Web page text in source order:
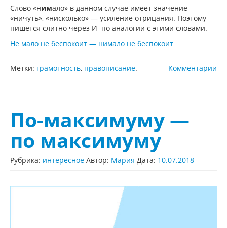
Слово «нимало» в данном случае имеет значение
«ничуть», «нисколько» — усиление отрицания. Поэтому
пишется слитно через И по аналогии с этими словами.
Не мало не беспокоит — нимало не беспокоит
Комментарии
Метки: грамотность, правописание.
По-максимуму —
по максимуму
Рубрика: интересное Автор: Мария Дата: 10.07.2018